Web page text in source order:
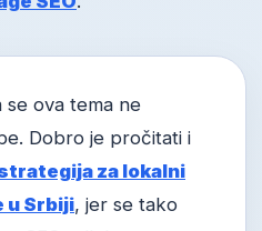
se ova tema ne
Dobro je pročitati i
za lokalni
u Srbiji, jer se tako